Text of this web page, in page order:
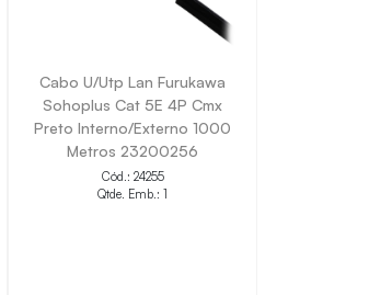
Cabo U/Utp Lan Furukawa
Sohoplus Cat 5E 4P Cmx
Preto Interno/Externo 1000
Metros 23200256
Cód.: 24255
Qtde. Emb.: 1